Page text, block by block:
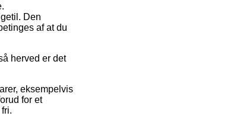
Den
af at du
herved er det
eksempelvis
for et